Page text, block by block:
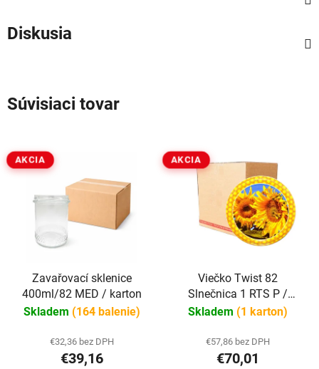
Diskusia
Súvisiaci tovar
AKCIA
Zavařovací sklenice
400ml/82 MED / karton
Skladem (164 balenie)
€32,36 bez DPH
€39,16
AKCIA
Viečko Twist 82
Slnečnica 1 RTS P /
kartón 740 ks
Skladem (1 karton)
€57,86 bez DPH
€70,01